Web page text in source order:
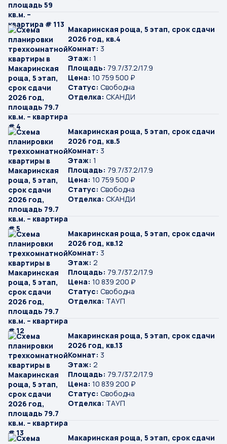
Макаринская роща, 5 этап, срок сдачи
2026 год, кв.4
Комнат: 3
Этаж: 1
Площадь: 79.7/37.2/17.9
Цена: 10 759 500 ₽
Статус: Свободна
Отделка: СКАНДИ
Макаринская роща, 5 этап, срок сдачи
2026 год, кв.5
Комнат: 3
Этаж: 1
Площадь: 79.7/37.2/17.9
Цена: 10 759 500 ₽
Статус: Свободна
Отделка: СКАНДИ
Макаринская роща, 5 этап, срок сдачи
2026 год, кв.12
Комнат: 3
Этаж: 2
Площадь: 79.7/37.2/17.9
Цена: 10 839 200 ₽
Статус: Свободна
Отделка: ТАУП
Макаринская роща, 5 этап, срок сдачи
2026 год, кв.13
Комнат: 3
Этаж: 2
Площадь: 79.7/37.2/17.9
Цена: 10 839 200 ₽
Статус: Свободна
Отделка: ТАУП
Макаринская роща, 5 этап, срок сдачи